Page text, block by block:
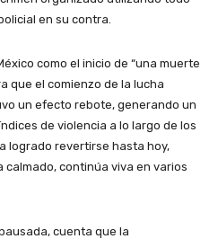
en su contra.
como el inicio de “una muerte
que el comienzo de la lucha
un efecto rebote, generando un
de violencia a lo largo de los
logrado revertirse hasta hoy,
calmado, continúa viva en varios
cuenta que la